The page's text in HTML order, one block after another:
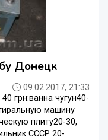
Донецк
09.02.2017, 21:33
грн:ванна чугун40-
машину
плиту20-30,
СССР 20-